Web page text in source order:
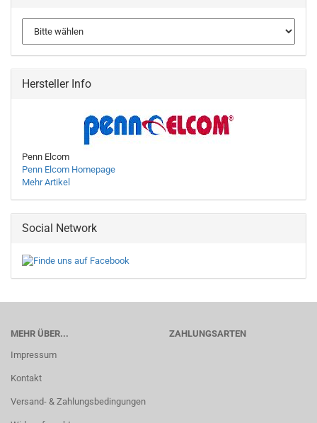
Hersteller Info
Penn Elcom
Penn Elcom Homepage
Mehr Artikel
Social Network
MEHR ÜBER...
Impressum
Kontakt
Versand- & Zahlungsbedingungen
ZAHLUNGSARTEN